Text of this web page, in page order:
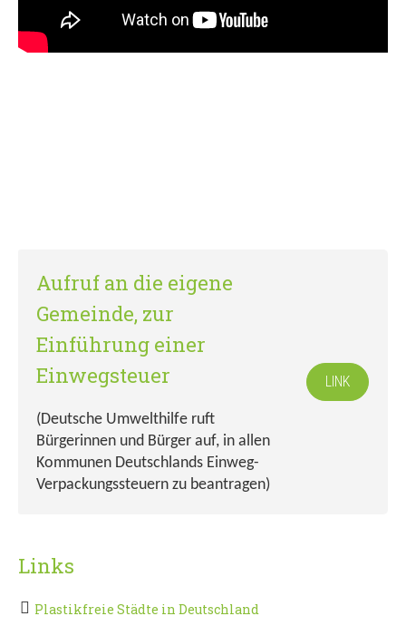
Aufruf an die eigene
Gemeinde, zur
Einführung einer
Einwegsteuer
(Deutsche Umwelthilfe ruft
Bürgerinnen und Bürger auf, in allen
Kommunen Deutschlands Einweg-
Verpackungssteuern zu beantragen)
LINK
Links
Plastikfreie Städte in Deutschland